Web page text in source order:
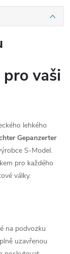
vaši
lehkého
Gepanzerter
S-Model.
pro každého
války.
na podvozku
uzavřenou